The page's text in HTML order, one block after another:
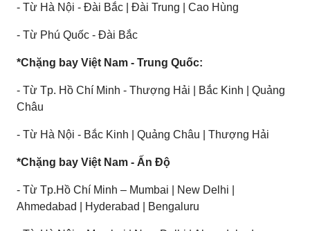
- Từ Hà Nội - Đài Bắc | Đài Trung | Cao Hùng
- Từ Phú Quốc - Đài Bắc
*Chặng bay Việt Nam - Trung Quốc:
- Từ Tp. Hồ Chí Minh - Thượng Hải | Bắc Kinh | Quảng
Châu
- Từ Hà Nội - Bắc Kinh | Quảng Châu | Thượng Hải
*Chặng bay Việt Nam - Ấn Độ
- Từ Tp.Hồ Chí Minh – Mumbai | New Delhi |
Ahmedabad | Hyderabad | Bengaluru